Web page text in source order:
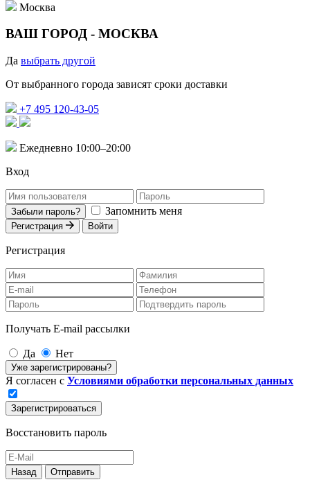
Москва
ВАШ ГОРОД - МОСКВА
Да выбрать другой
От выбранного города зависят сроки доставки
+7 495 120-43-05
Ежедневно 10:00–20:00
Вход
Забыли пароль? Запомнить меня
Регистрация Войти
Регистрация
Получать E-mail рассылки
Да Нет
Уже зарегистрированы?
Я согласен с Условиями обработки персональных данных
Зарегистрироваться
Восстановить пароль
Назад Отправить